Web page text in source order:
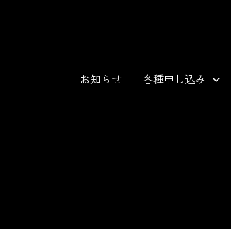
お知らせ 各種申し込み